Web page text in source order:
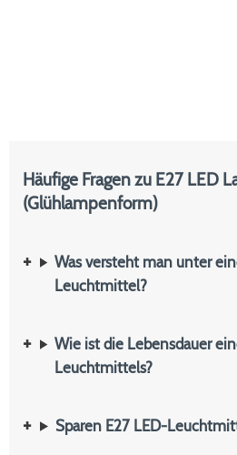
Häufige Fragen zu E27 LED
(Glühlampenform)
Was versteht man unter
Leuchtmittel?
Wie ist die Lebensdauer
Leuchtmittels?
Sparen E27 LED-